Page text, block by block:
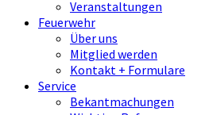
Veranstaltungen
Feuerwehr
Über uns
Mitglied werden
Kontakt + Formulare
Service
Bekantmachungen